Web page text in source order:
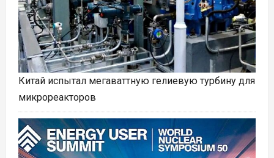
Китай испытал мегаваттную гелиевую турбину для
микрореакторов